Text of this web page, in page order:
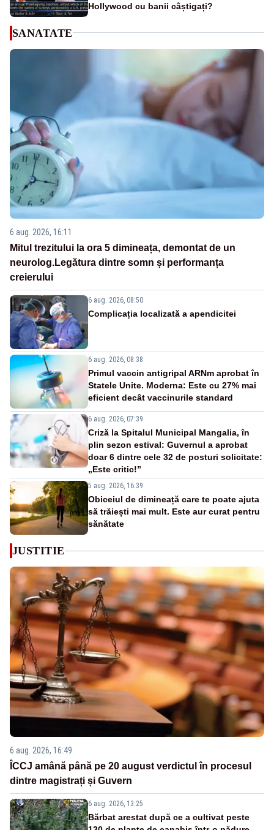
Hollywood cu banii câștigați?
SANATATE
6 aug. 2026, 16:11
Mitul trezitului la ora 5 dimineața, demontat de un
neurolog.Legătura dintre somn și performanța
creierului
6 aug. 2026, 08:50
Complicația localizată a apendicitei
6 aug. 2026, 08:38
Primul vaccin antigripal ARNm aprobat în
Statele Unite. Moderna: Este cu 27% mai
eficient decât vaccinurile standard
6 aug. 2026, 07:39
Criză la Spitalul Municipal Mangalia, în
plin sezon estival: Guvernul a aprobat
doar 6 dintre cele 32 de posturi solicitate:
„Este critic!”
5 aug. 2026, 16:39
Obiceiul de dimineață care te poate ajuta
să trăiești mai mult. Este aur curat pentru
sănătate
JUSTITIE
6 aug. 2026, 16:49
ÎCCJ amână până pe 20 august verdictul în procesul
dintre magistrați și Guvern
6 aug. 2026, 13:25
Bărbat arestat după ce a cultivat peste